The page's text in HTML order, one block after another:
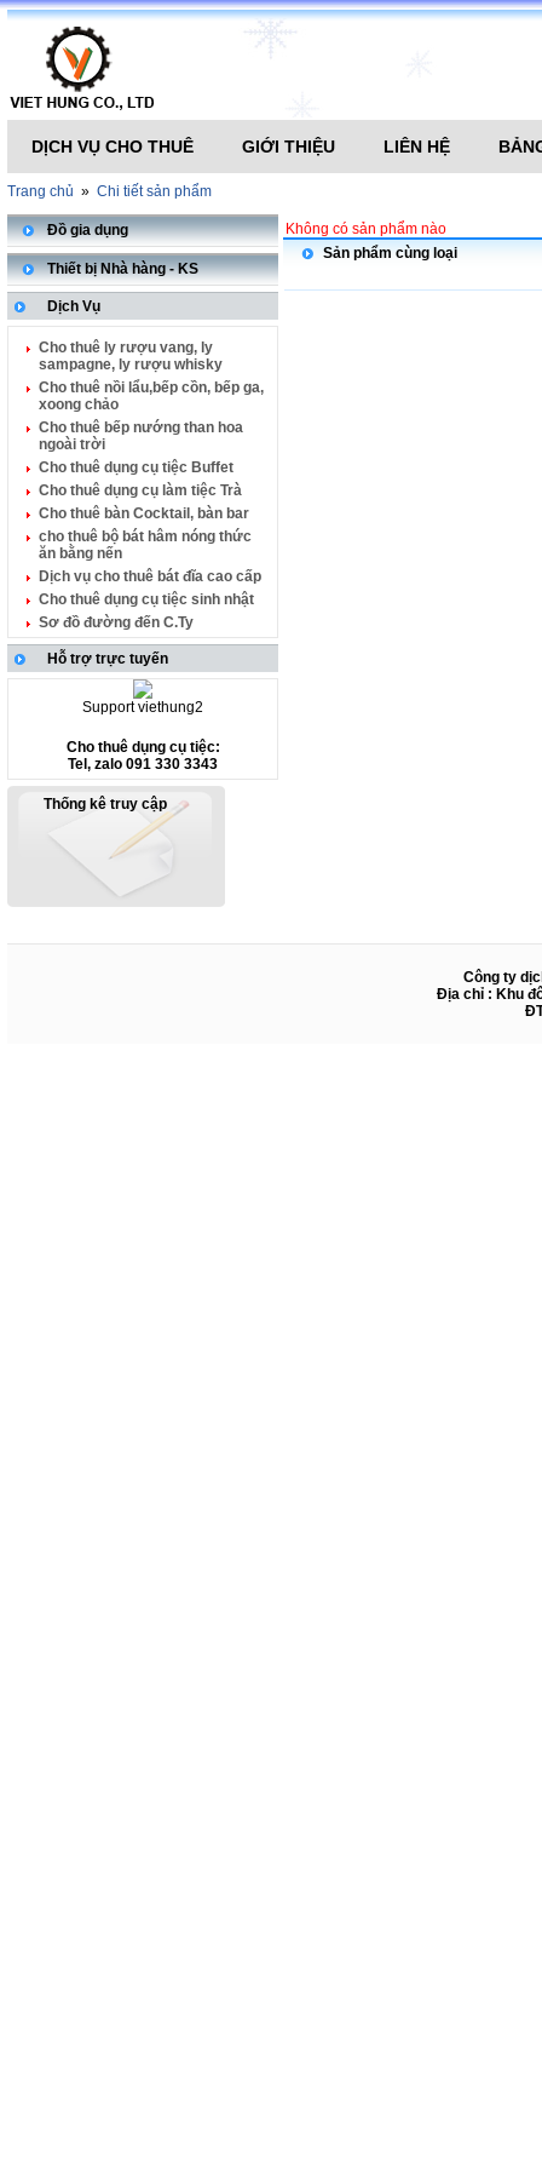
DỊCH VỤ CHO THUÊ GIỚI THIỆU LIÊN HỆ
Trang chủ » Chi tiết sản phẩm
Đồ gia dụng
Thiết bị Nhà hàng - KS
Dịch Vụ
Cho thuê ly rượu vang, ly
sampagne, ly rượu whisky
Cho thuê nồi lẩu,bếp cồn, bếp ga,
xoong chảo
Cho thuê bếp nướng than hoa
ngoài trời
Cho thuê dụng cụ tiệc Buffet
Cho thuê dụng cụ làm tiệc Trà
Cho thuê bàn Cocktail, bàn bar
cho thuê bộ bát hâm nóng thức
ăn bằng nến
Dịch vụ cho thuê bát đĩa cao cấp
Cho thuê dụng cụ tiệc sinh nhật
Sơ đồ đường đến C.Ty
Hỗ trợ trực tuyến
Support viethung2
Cho thuê dụng cụ tiệc:
Tel, zalo 091 330 3343
Thống kê truy cập
Không có sản phẩm nào
Sản phẩm cùng loại
Công ty
Địa chỉ : Khu